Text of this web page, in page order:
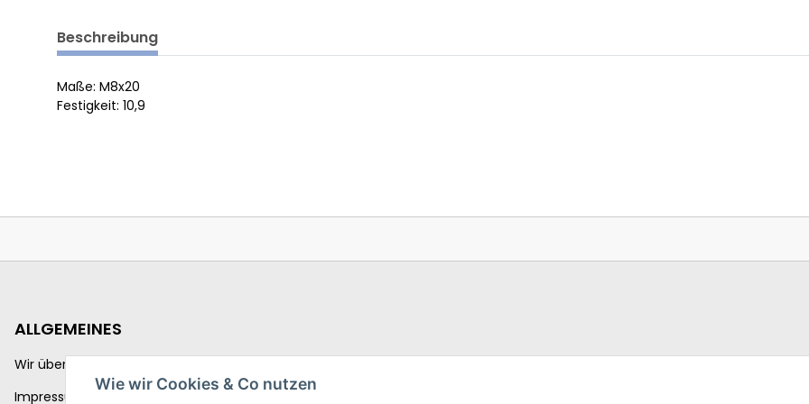
Beschreibung
Maße: M8x20
Festigkeit: 10,9
ALLGEMEINES
Wir über uns
Impressum
Wie wir Cookies & Co nutzen